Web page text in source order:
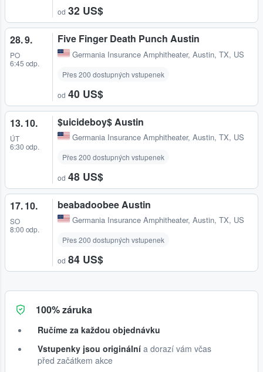
od 32 US$
28. 9.
PO
6:45 odp.
Five Finger Death Punch Austin
Germania Insurance Amphitheater, Austin, TX, US
Přes 200 dostupných vstupenek
od 40 US$
13. 10.
ÚT
6:30 odp.
$uicideboy$ Austin
Germania Insurance Amphitheater, Austin, TX, US
Přes 200 dostupných vstupenek
od 48 US$
17. 10.
SO
8:00 odp.
beabadoobee Austin
Germania Insurance Amphitheater, Austin, TX, US
Přes 200 dostupných vstupenek
od 84 US$
100% záruka
Ručíme za každou objednávku
Vstupenky jsou originální a dorazí vám včas
před začátkem akce